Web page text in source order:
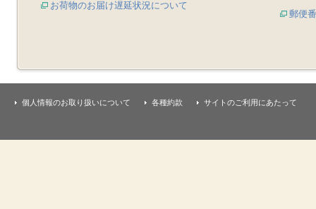
お荷物のお届け遅延状況について
郵便
個人情報のお取り扱いについて 各種約款 サイトのご利用にあたって